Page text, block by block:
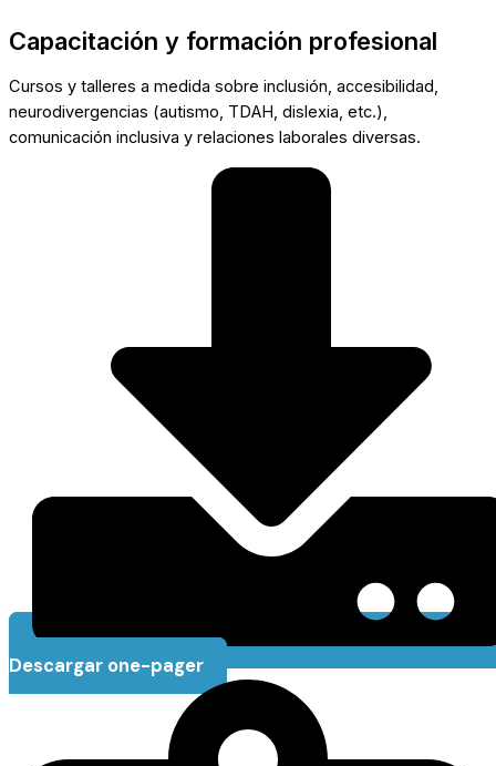
Capacitación y formación profesional
Cursos y talleres a medida sobre inclusión, accesibilidad,
neurodivergencias (autismo, TDAH, dislexia, etc.),
comunicación inclusiva y relaciones laborales diversas.
Descargar one-pager